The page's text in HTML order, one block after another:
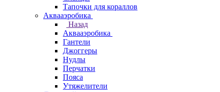
Тапочки для кораллов
Аквааэробика
Назад
Аквааэробика
Гантели
Джоггеры
Нудлы
Перчатки
Пояса
Утяжелители